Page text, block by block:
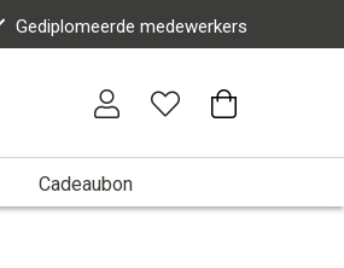
Gediplomeerde medewerkers
Cadeaubon